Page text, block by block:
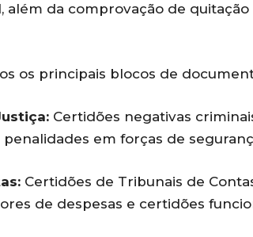
além da comprovação de
os principais blocos de
Certidões negativas
em forças de
Certidões de Tribunais de
de despesas e certidões